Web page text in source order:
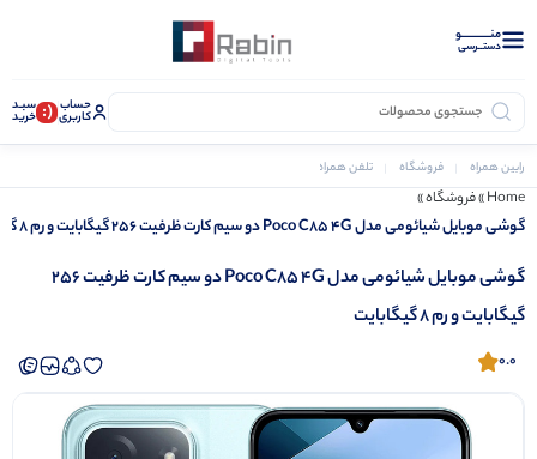
منــــــــــــو
دستــرسی
حساب
کاربری (: سبـد
خرید
رابین همراه فروشگاه تلفن همراه
Home
»فروشگاه»
گوشی موبایل شیائومی مدل Poco C85 4G دو سیم کارت ظرفیت 256 گیگابایت و رم 8 گیگابایت
گوشی موبایل شیائومی مدل Poco C85 4G دو سیم کارت ظرفیت 256
گیگابایت و رم 8 گیگابایت
0.0